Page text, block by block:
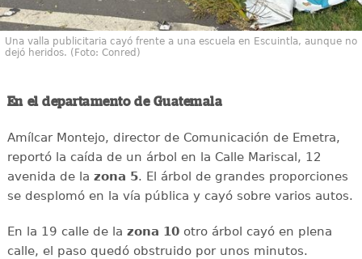
Una valla publicitaria cayó frente a una escuela en Escuintla, aunque no
dejó heridos. (Foto: Conred)
En el departamento de Guatemala
Amílcar Montejo, director de Comunicación de Emetra,
reportó la caída de un árbol en la Calle Mariscal, 12
avenida de la zona 5. El árbol de grandes proporciones
se desplomó en la vía pública y cayó sobre varios autos.
En la 19 calle de la zona 10otro árbol cayó en plena
calle, el paso quedó obstruido por unos minutos.